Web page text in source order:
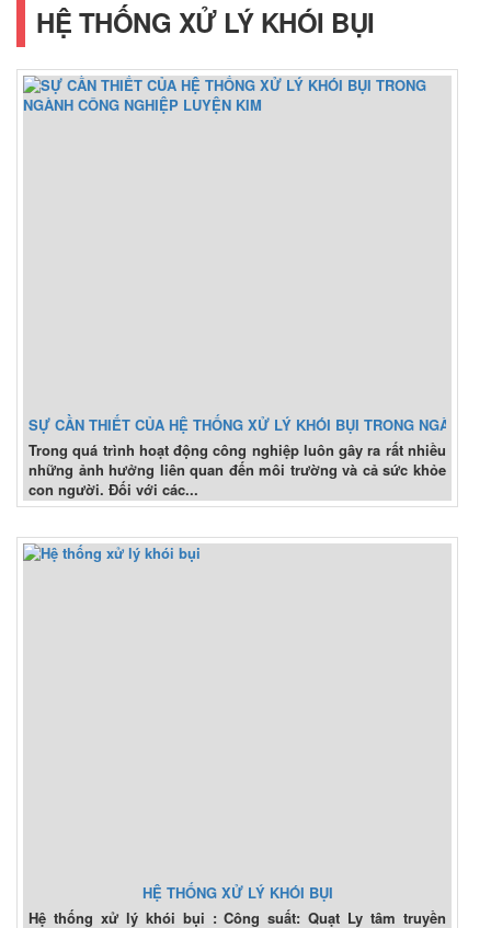
HỆ THỐNG XỬ LÝ KHÓI BỤI
SỰ CẦN THIẾT CỦA HỆ THỐNG XỬ LÝ KHÓI BỤI TRONG NGÀNH
Trong quá trình hoạt động công nghiệp luôn gây ra rất nhiều
những ảnh hưởng liên quan đến môi trường và cả sức khỏe
con người. Đối với các...
HỆ THỐNG XỬ LÝ KHÓI BỤI
Hệ thống xử lý khói bụi : Công suất: Quạt Ly tâm truyền